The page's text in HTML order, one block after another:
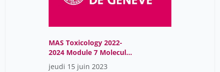
MAS Toxicology 2022-
2024 Module 7 Molecular
Endocrinology
jeudi 15 juin 2023